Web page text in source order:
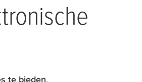
te bieden.